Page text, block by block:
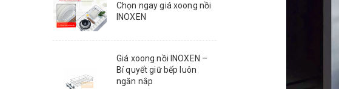
Chọn ngay giá xoong nồi
INOXEN
Giá xoong nồi INOXEN –
Bí quyết giữ bếp luôn
ngăn nắp